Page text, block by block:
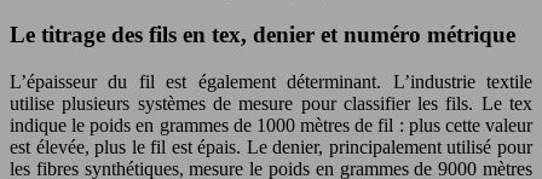
Le titrage des fils en tex, denier et numéro métrique
L’épaisseur du fil est également déterminant. L’industrie textile
utilise plusieurs systèmes de mesure pour classifier les fils. Le tex
indique le poids en grammes de 1000 mètres de fil : plus cette valeur
est élevée, plus le fil est épais. Le denier, principalement utilisé pour
les fibres synthétiques, mesure le poids en grammes de 9000 mètres